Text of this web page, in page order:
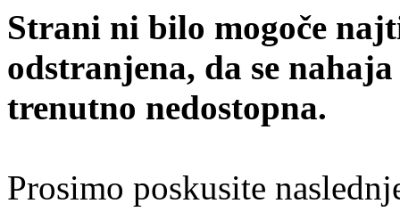
Strani ni bilo mogoče
odstranjena, da se
trenutno nedostopna.
Prosimo poskusite